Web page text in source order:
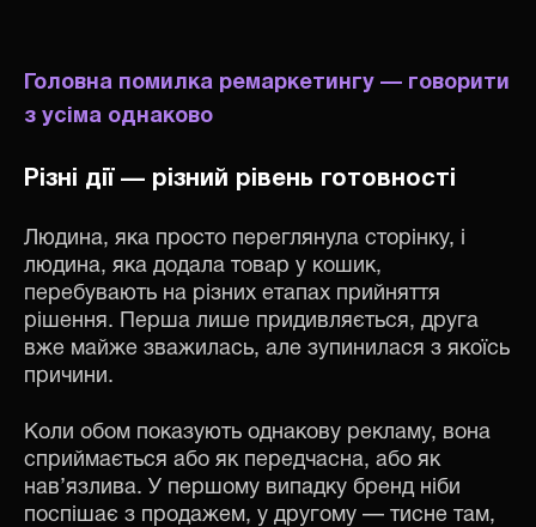
Головна помилка ремаркетингу — говорити
з усіма однаково
Різні дії — різний рівень готовності
Людина, яка просто переглянула сторінку, і
людина, яка додала товар у кошик,
перебувають на різних етапах прийняття
рішення. Перша лише придивляється, друга
вже майже зважилась, але зупинилася з якоїсь
причини.
Коли обом показують однакову рекламу, вона
сприймається або як передчасна, або як
нав’язлива. У першому випадку бренд ніби
поспішає з продажем, у другому — тисне там,